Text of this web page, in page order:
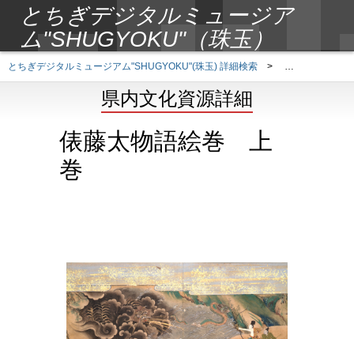
とちぎデジタルミュージア
ム"SHUGYOKU"（珠玉）
とちぎデジタルミュージアム"SHUGYOKU"(珠玉) 詳細検索 > 県内文化資源詳
県内文化資源詳細
俵藤太物語絵巻 上
巻